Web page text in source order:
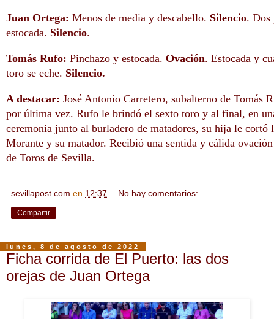
Juan Ortega: Menos de media y descabello. Silencio. Dos
estocada. Silencio.
Tomás Rufo: Pinchazo y estocada. Ovación. Estocada y
toro se eche. Silencio.
A destacar: José Antonio Carretero, subalterno de Tomás
por última vez. Rufo le brindó el sexto toro y al final, en
ceremonia junto al burladero de matadores, su hija le cortó
Morante y su matador. Recibió una sentida y cálida
de Toros de Sevilla.
sevillapost.com en 12:37 No hay comentarios:
Compartir
lunes, 8 de agosto de 2022
Ficha corrida de El Puerto: las dos
orejas de Juan Ortega